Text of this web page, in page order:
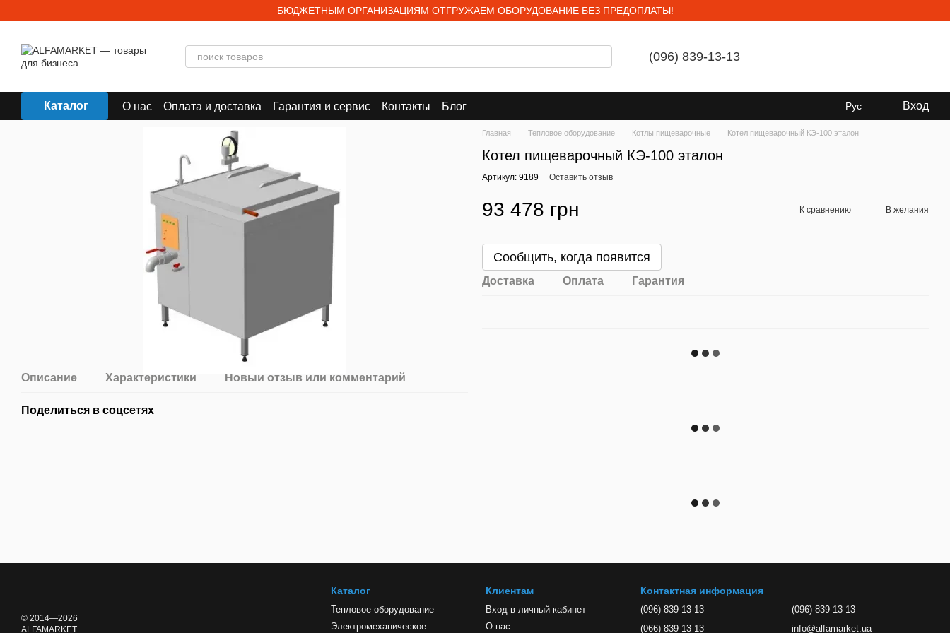
БЮДЖЕТНЫМ ОРГАНИЗАЦИЯМ ОТГРУЖАЕМ ОБОРУДОВАНИЕ БЕЗ ПРЕДОПЛАТЫ!
(096) 839-13-13
Каталог О нас Оплата и доставка Гарантия и сервис Контакты Блог Рус Вход
Описание Характеристики Новый отзыв или комментарий
Поделиться в соцсетях
Главная Тепловое оборудование Котлы пищеварочные Котел пищеварочный КЭ-100 эталон
Котел пищеварочный КЭ-100 эталон
Артикул: 9189 Оставить отзыв
93 478 грн К сравнению В желания
Сообщить, когда появится
Доставка Оплата Гарантия
© 2014—2026
ALFAMARKET
Каталог
Тепловое оборудование
Электромеханическое
Клиентам
Вход в личный кабинет
О нас
Контактная информация
(096) 839-13-13
(066) 839-13-13
(096) 839-13-13
info@alfamarket.ua